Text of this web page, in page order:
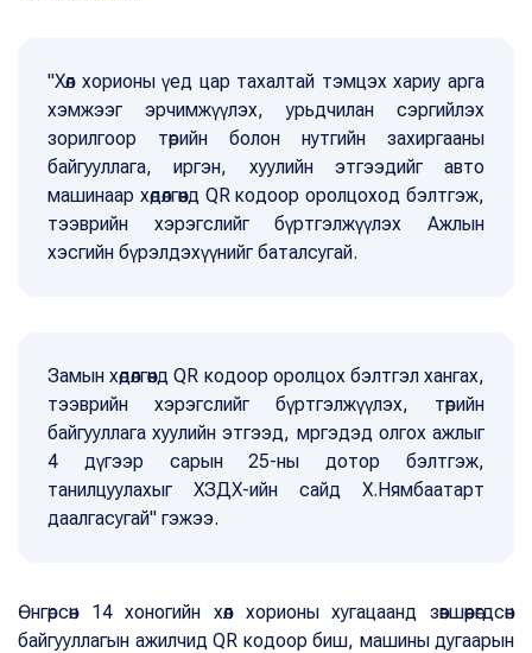
"Хөл хорионы үед цар тахалтай тэмцэх хариу арга
хэмжээг эрчимжүүлэх, урьдчилан сэргийлэх
зорилгоор төрийн болон нутгийн захиргааны
байгууллага, иргэн, хуулийн этгээдийг авто
машинаар хөдөлгөөнд QR кодоор оролцоход бэлтгэж,
тээврийн хэрэгслийг бүртгэлжүүлэх Ажлын
хэсгийн бүрэлдэхүүнийг баталсугай.
Замын хөдөлгөөнд QR кодоор оролцох бэлтгэл хангах,
тээврийн хэрэгслийг бүртгэлжүүлэх, төрийн
байгууллага хуулийн этгээд, мргэдэд олгох ажлыг
4 дүгээр сарын 25-ны дотор бэлтгэж,
танилцуулахыг ХЗДХ-ийн сайд Х.Нямбаатарт
даалгасугай" гэжээ.
Өнгөрсөн 14 хоногийн хөл хорионы хугацаанд зөвшөөрөгдсөн
байгууллагын ажилчид QR кодоор биш, машины дугаарын